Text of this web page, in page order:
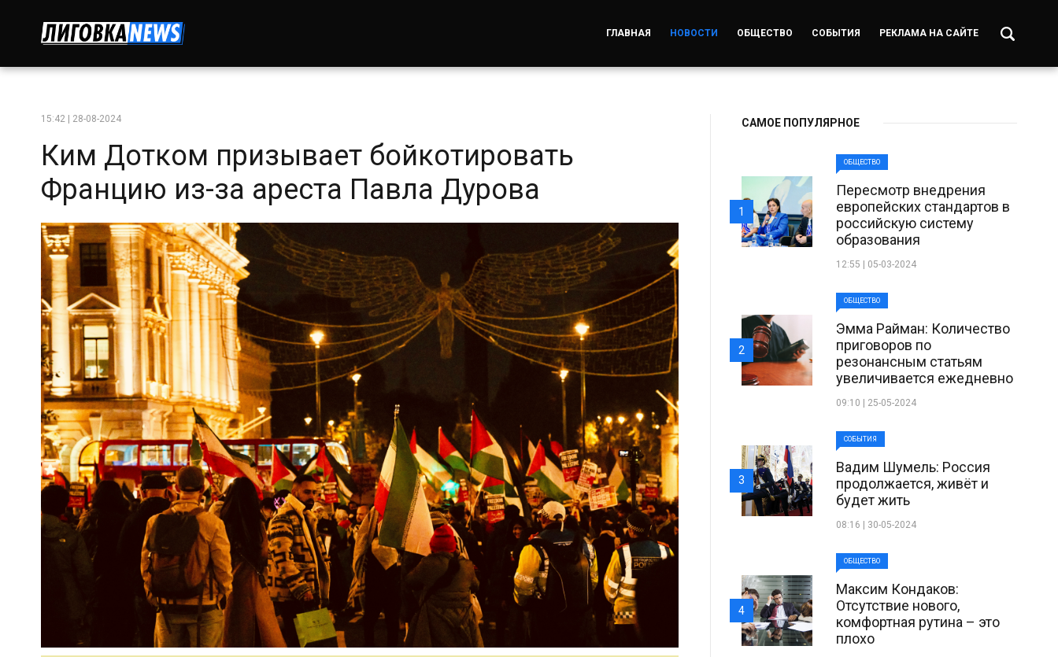
ГЛАВНАЯ НОВОСТИ ОБЩЕСТВО СОБЫТИЯ РЕКЛАМА НА САЙТЕ
15:42 | 28-08-2024
Ким Дотком призывает бойкотировать
Францию из-за ареста Павла Дурова
САМОЕ ПОПУЛЯРНОЕ
ОБЩЕСТВО
Пересмотр внедрения
европейских стандартов в
российскую систему
образования
12:55 | 05-03-2024
1
ОБЩЕСТВО
Эмма Райман: Количество
приговоров по
резонансным статьям
увеличивается ежедневно
09:10 | 25-05-2024
2
СОБЫТИЯ
Вадим Шумель: Россия
продолжается, живёт и
будет жить
08:16 | 30-05-2024
3
ОБЩЕСТВО
Максим Кондаков:
Отсутствие нового,
комфортная рутина – это
плохо
4